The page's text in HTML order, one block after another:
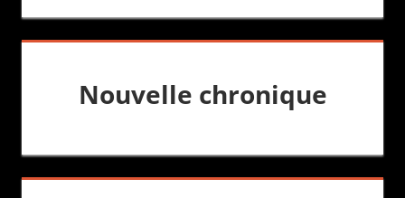
Nouvelle chronique